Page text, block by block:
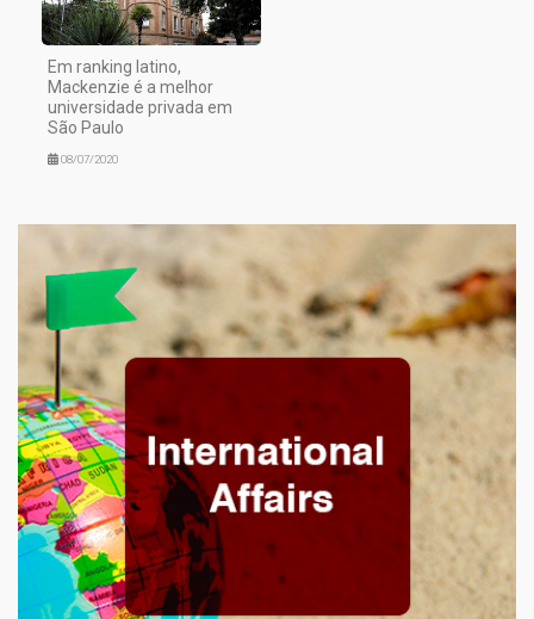
Em ranking latino,
Mackenzie é a melhor
universidade privada em
São Paulo
08/07/2020